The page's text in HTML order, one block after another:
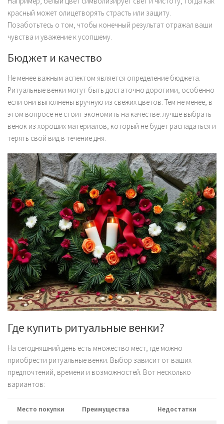
красный может олицетворять страсть или защиту.
Позаботьтесь о том, чтобы конечный результат отражал ваши
чувства и уважение к усопшему.
Бюджет и качество
Не менее важным аспектом является определение бюджета.
Ритуальные венки могут быть достаточно дорогими, особенно
если они выполнены вручную из свежих цветов. Тем не менее, в
этом вопросе не стоит экономить на качестве: лучше выбрать
венок из хороших материалов, который не будет распадаться и
терять свой вид в течение дня.
Где купить ритуальные венки?
На сегодняшний день есть множество мест, где можно
приобрести ритуальные венки. Выбор зависит от ваших
предпочтений, времени и возможностей. Вот несколько
вариантов:
Место покупки Преимущества Недостатки